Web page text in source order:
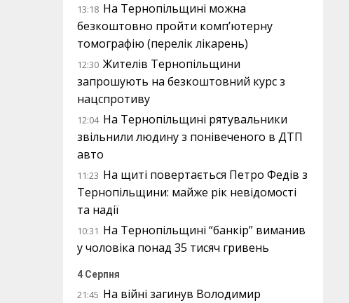
13:18 На Тернопільщині можна
безкоштовно пройти комп’ютерну
томографію (перелік лікарень)
12:30 Жителів Тернопільщини
запрошують на безкоштовний курс з
нацспротиву
12:04 На Тернопільщині рятувальники
звільнили людину з понівеченого в ДТП
авто
11:23 На щиті повертається Петро Федів з
Тернопільщини: майже рік невідомості
та надії
10:31 На Тернопільщині “банкір” виманив
у чоловіка понад 35 тисяч гривень
4 Серпня
21:45 На війні загинув Володимир